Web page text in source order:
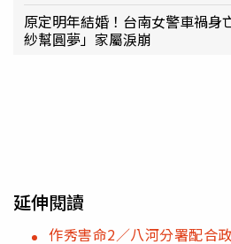
原定明年結婚！台南女警車禍
紗幫圓夢」家屬淚崩
延伸閱讀
作秀害命2／八河分署配合